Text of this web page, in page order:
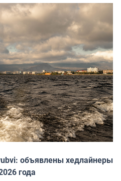
объявлены хедлайнеры
года